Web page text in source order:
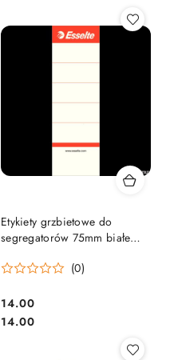
Etykiety grzbietowe do
segregatorów 75mm białe
(0)
Cena:
14.00
Cena:
14.00